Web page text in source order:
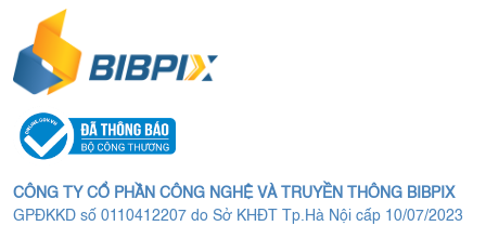
CÔNG TY CỔ PHẦN CÔNG NGHỆ VÀ TRUYỀN THÔNG BIBPIX
GPĐKKD số 0110412207 do Sở KHĐT Tp.Hà Nội cấp 10/07/2023